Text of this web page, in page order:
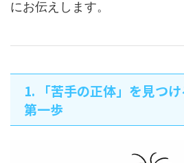
にお伝えします。
1. 「苦手の正体」を見つ
第一歩